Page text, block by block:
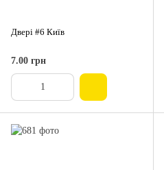
Двері #6 Київ
7.00 грн